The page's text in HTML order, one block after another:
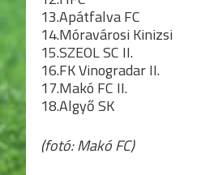
13.Apátfalva FC
14.Móravárosi Kinizsi
15.SZEOL SC II.
16.FK Vinogradar II.
17.Makó FC II.
18.Algyő SK
(fotó: Makó FC)